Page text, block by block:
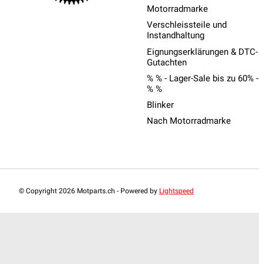
Motorradmarke
Verschleissteile und
Instandhaltung
Eignungserklärungen & DTC-
Gutachten
% % - Lager-Sale bis zu 60% -
% %
Blinker
Nach Motorradmarke
© Copyright 2026 Motparts.ch - Powered by Lightspeed